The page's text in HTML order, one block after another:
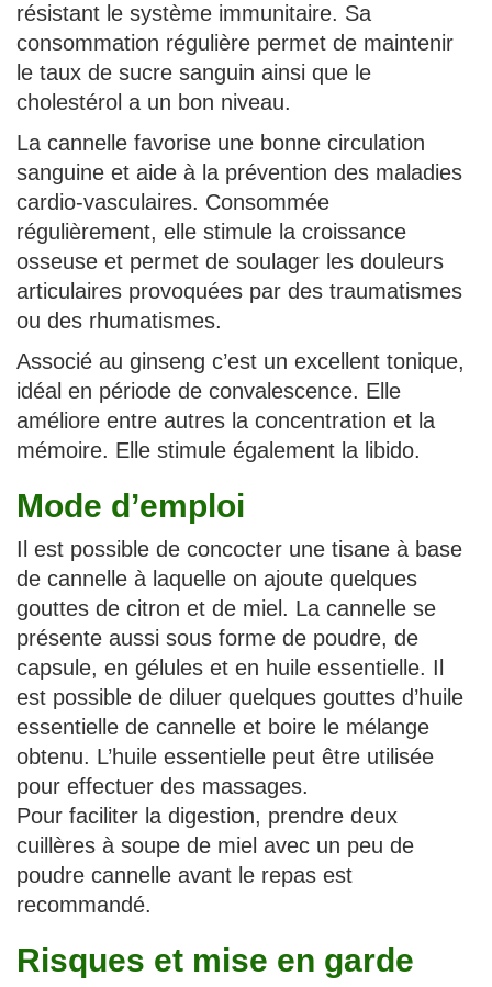
résistant le système immunitaire. Sa
consommation régulière permet de maintenir
le taux de sucre sanguin ainsi que le
cholestérol a un bon niveau.
La cannelle favorise une bonne circulation
sanguine et aide à la prévention des maladies
cardio-vasculaires. Consommée
régulièrement, elle stimule la croissance
osseuse et permet de soulager les douleurs
articulaires provoquées par des traumatismes
ou des rhumatismes.
Associé au ginseng c’est un excellent tonique,
idéal en période de convalescence. Elle
améliore entre autres la concentration et la
mémoire. Elle stimule également la libido.
Mode d’emploi
Il est possible de concocter une tisane à base
de cannelle à laquelle on ajoute quelques
gouttes de citron et de miel. La cannelle se
présente aussi sous forme de poudre, de
capsule, en gélules et en huile essentielle. Il
est possible de diluer quelques gouttes d’huile
essentielle de cannelle et boire le mélange
obtenu. L’huile essentielle peut être utilisée
pour effectuer des massages.
Pour faciliter la digestion, prendre deux
cuillères à soupe de miel avec un peu de
poudre cannelle avant le repas est
recommandé.
Risques et mise en garde